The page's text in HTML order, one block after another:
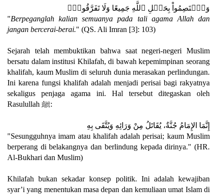
وَٱعۡتَصِمُواْ بِحَبۡلِ ٱللَّهِ جَمِيعًا وَلَا تَفَرَّقُواْۚ
"Berpeganglah kalian semuanya pada tali agama Allah dan
jangan bercerai-berai." (QS. Ali Imran [3]: 103)
Sejarah telah membuktikan bahwa saat negeri-negeri Muslim
bersatu dalam institusi Khilafah, di bawah kepemimpinan seorang
khalifah, kaum Muslim di seluruh dunia merasakan perlindungan.
Ini karena fungsi khalifah adalah menjadi perisai bagi rakyatnya
sekaligus penjaga agama ini. Hal tersebut ditegaskan oleh
Rasulullah ﷺ:
إِنَّمَا الإِمَامُ جُنَّةٌ، يُقَاتَلُ مِنْ وَرَائِهِ وَيُتَّقَى بِهِ
"Sesungguhnya imam atau khalifah adalah perisai; kaum Muslim
berperang di belakangnya dan berlindung kepada dirinya." (HR.
Al-Bukhari dan Muslim)
Khilafah bukan sekadar konsep politik. Ini adalah kewajiban
syar’i yang menentukan masa depan dan kemuliaan umat Islam di